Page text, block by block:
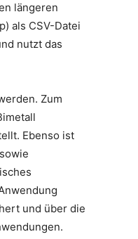
längeren
als CSV-Datei
nutzt das
Zum
Ebenso ist
und über die